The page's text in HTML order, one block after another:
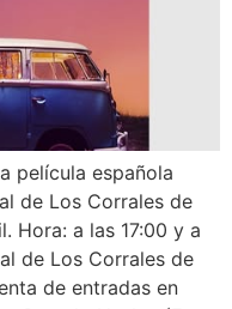
película española
de Los Corrales de
Hora: a las 17:00 y a
de Los Corrales de
de entradas en